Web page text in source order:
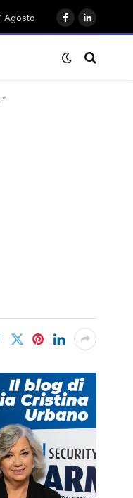
Agosto
Facebook
LinkedIn